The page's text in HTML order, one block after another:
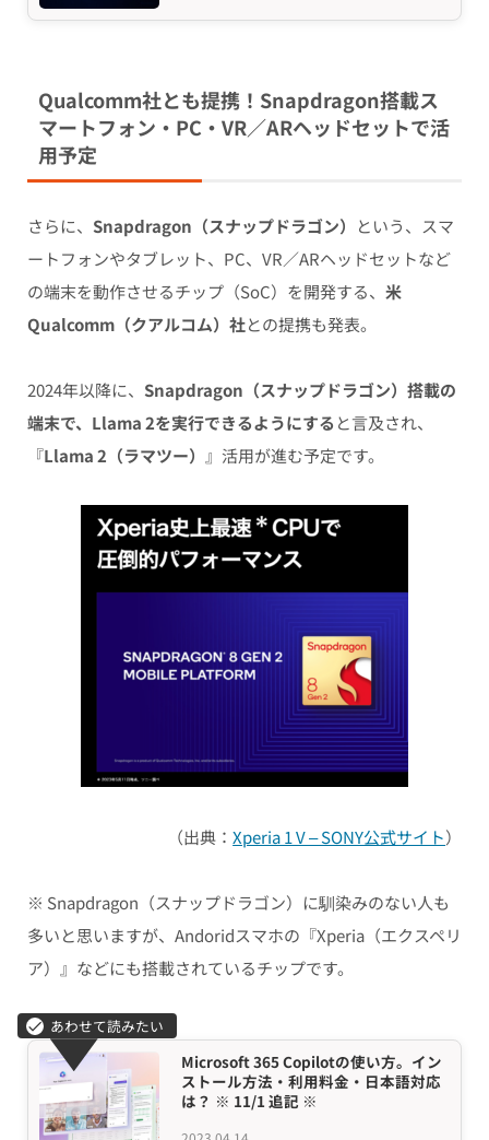
Qualcomm社とも提携！Snapdragon搭載ス
マートフォン・PC・VR／ARヘッドセットで活
用予定
さらに、 Snapdragon（スナップドラゴン）
という、スマ
ートフォンやタブレット、PC、VR／ARヘッドセットなど
の端末を動作させるチップ（SoC）を開発する、 米
Qualcomm（クアルコム）社との提携も発表。
2024年以降に、 Snapdragon（スナップドラゴン）搭載の
端末で、Llama 2を実行できるようにする と言及され、
『Llama 2（ラマツー） 』活用が進む予定です。
（出典：Xperia 1 V – SONY公式サイト）
※ Snapdragon（スナップドラゴン）に馴染みのない人も
多いと思いますが、Andoridスマホの『Xperia（エクスペリ
ア）』などにも搭載されているチップです。
Microsoft 365 Copilotの使い方。イン
ストール方法・利用料金・日本語対応
は？ ※ 11/1 追記 ※